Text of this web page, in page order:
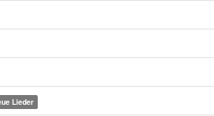
Lieder